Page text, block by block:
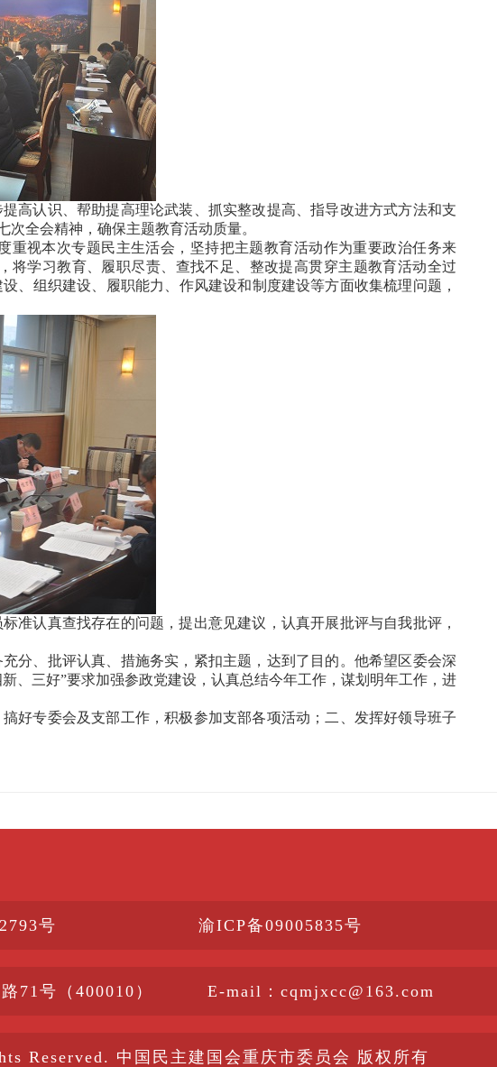
高认识、帮助提高理论武装、抓实整改提高、指导改进方式方法和支
全会精神，确保主题教育活动质量。
视本次专题民主生活会，坚持把主题教育活动作为重要政治任务来
学习教育、履职尽责、查找不足、整改提高贯穿主题教育活动全过
、组织建设、履职能力、作风建设和制度建设等方面收集梳理问题，
准认真查找存在的问题，提出意见建议，认真开展批评与自我批评，
分、批评认真、措施务实，紧扣主题，达到了目的。他希望区委会深
、三好”要求加强参政党建设，认真总结今年工作，谋划明年工作，进
好专委会及支部工作，积极参加支部各项活动；二、发挥好领导班子
号 渝ICP备09005835号
71号（400010） E-mail：cqmjxcc@163.com
Reserved. 中国民主建国会重庆市委员会 版权所有